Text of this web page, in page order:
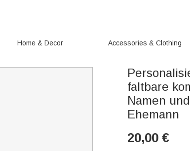
Home & Decor Accessories & Clothing
faltbare
Namen
Ehemann
20,00 €